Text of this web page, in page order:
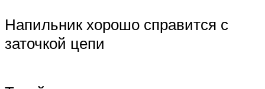
Напильник хорошо справится с
заточкой цепи